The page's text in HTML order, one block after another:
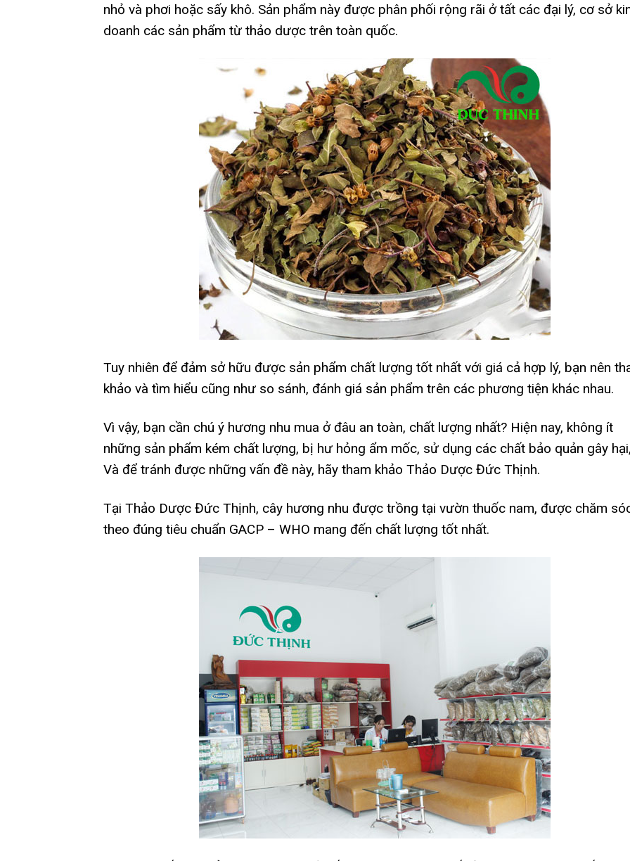
nhỏ và phơi hoặc sấy khô. Sản phẩm này được phân phối rộng rãi ở tất các đại lý, cơ sở
doanh các sản phẩm từ thảo dược trên toàn quốc.
Tuy nhiên để đảm sở hữu được sản phẩm chất lượng tốt nhất với giá cả hợp lý, bạn nên
khảo và tìm hiểu cũng như so sánh, đánh giá sản phẩm trên các phương tiện khác nhau.
Vì vậy, bạn cần chú ý hương nhu mua ở đâu an toàn, chất lượng nhất? Hiện nay, không ít
những sản phẩm kém chất lượng, bị hư hỏng ẩm mốc, sử dụng các chất bảo quản gây
Và để tránh được những vấn đề này, hãy tham khảo Thảo Dược Đức Thịnh.
Tại Thảo Dược Đức Thịnh, cây hương nhu được trồng tại vườn thuốc nam, được chăm
theo đúng tiêu chuẩn GACP – WHO mang đến chất lượng tốt nhất.